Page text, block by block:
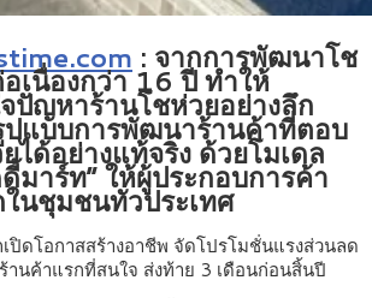
: จากการพัฒนาโช
เนื่องกว่า 16 ปี ทำให้
ปัญหาร้านโชห่วยอย่างลึก
ปแบบการพัฒนาร้านค้าที่ตอบ
ได้อย่างแท้จริง ด้วยโมเดล
มาร์ท” ให้ผู้ประกอบการค้า
นชุมชนทั่วประเทศ
เปิดโอกาสสร้างอาชีพ จัดโปรโมชั่นแรงส่วนลด
นค้าแรกที่สนใจ ส่งท้าย 3 เดือนก่อนสิ้นปี